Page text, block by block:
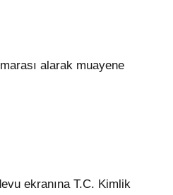
alarak muayene
ekranına T.C. Kimlik